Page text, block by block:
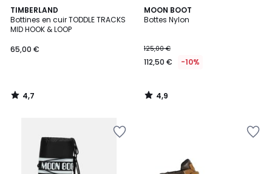
TIMBERLAND
Bottines en cuir TODDLE TRACKS
MID HOOK & LOOP
65,00 €
4,7
/ 5
4,7
/
MOON BOOT
Bottes Nylon
125,00 €
112,50 € -10%
4,9
/ 5
4,9
/